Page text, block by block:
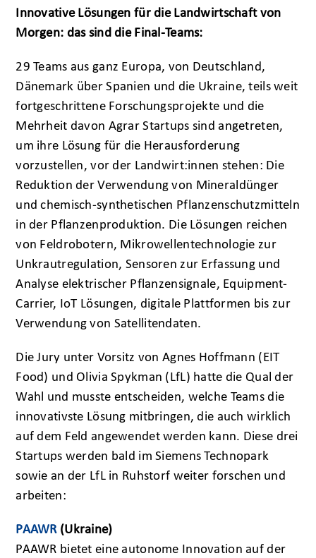
Innovative Lösungen für die Landwirtschaft von
Morgen: das sind die Final-Teams:
29 Teams aus ganz Europa, von Deutschland,
Dänemark über Spanien und die Ukraine, teils weit
fortgeschrittene Forschungsprojekte und die
Mehrheit davon Agrar Startups sind angetreten,
um ihre Lösung für die Herausforderung
vorzustellen, vor der Landwirt:innen stehen: Die
Reduktion der Verwendung von Mineraldünger
und chemisch-synthetischen Pflanzenschutzmitteln
in der Pflanzenproduktion. Die Lösungen reichen
von Feldrobotern, Mikrowellentechnologie zur
Unkrautregulation, Sensoren zur Erfassung und
Analyse elektrischer Pflanzensignale, Equipment-
Carrier, IoT Lösungen, digitale Plattformen bis zur
Verwendung von Satellitendaten.
Die Jury unter Vorsitz von Agnes Hoffmann (EIT
Food) und Olivia Spykman (LfL) hatte die Qual der
Wahl und musste entscheiden, welche Teams die
innovativste Lösung mitbringen, die auch wirklich
auf dem Feld angewendet werden kann. Diese drei
Startups werden bald im Siemens Technopark
sowie an der LfL in Ruhstorf weiter forschen und
arbeiten:
PAAWR (Ukraine)
PAAWR bietet eine autonome Innovation auf der